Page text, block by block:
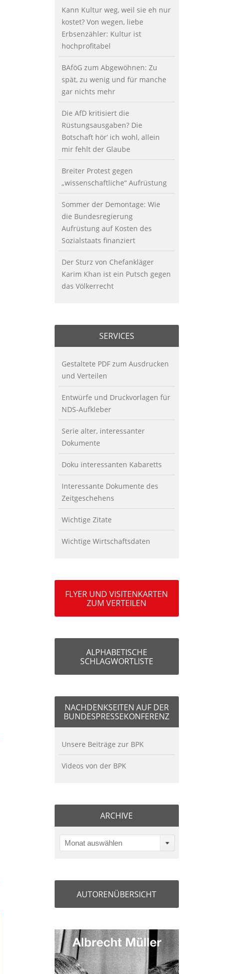
Kann Kultur weg, weil sie eh nur
kostet? Von wegen, liebe
Erbsenzähler: Kultur ist
hochprofitabel
BAföG zum Abgewöhnen: Zu
spät, zu wenig und für manche
gar nichts mehr
Die AfD kritisiert die
Rüstungsausgaben? Die
Botschaft hör’ ich wohl, allein
mir fehlt der Glaube
Breiter Protest gegen
„wissenschaftliche“ Aufrüstung
Sommer der Demontage: Wie
die Bundesregierung
Aufrüstung auf Kosten des
Sozialstaats finanziert
Der Sturz von Chefankläger
Karim Khan ist ein Putsch gegen
das Völkerrecht
SERVICES
Gestaltete PDF zum Ausdrucken
und Verteilen
Entwürfe und Druckvorlagen für
NDS-Aufkleber
Serie alter, interessanter
Dokumente
Doku interessanten Kabaretts
Interessante Dokumente des
Zeitgeschehens
Wichtige Zitate
Wichtige Wirtschaftsdaten
FLYER UND VISITENKARTEN
ZUM VERTEILEN
ALPHABETISCHE
SCHLAGWORTLISTE
NACHDENKSEITEN AUF DER
BUNDESPRESSEKONFERENZ
Unsere Beiträge zur BPK
Videos von der BPK
ARCHIVE
Monat auswählen
AUTORENÜBERSICHT